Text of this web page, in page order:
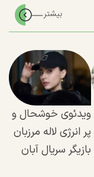
ویدئوی خوشحال و
پر انرژی لاله مرزبان
بازیگر سریال آبان